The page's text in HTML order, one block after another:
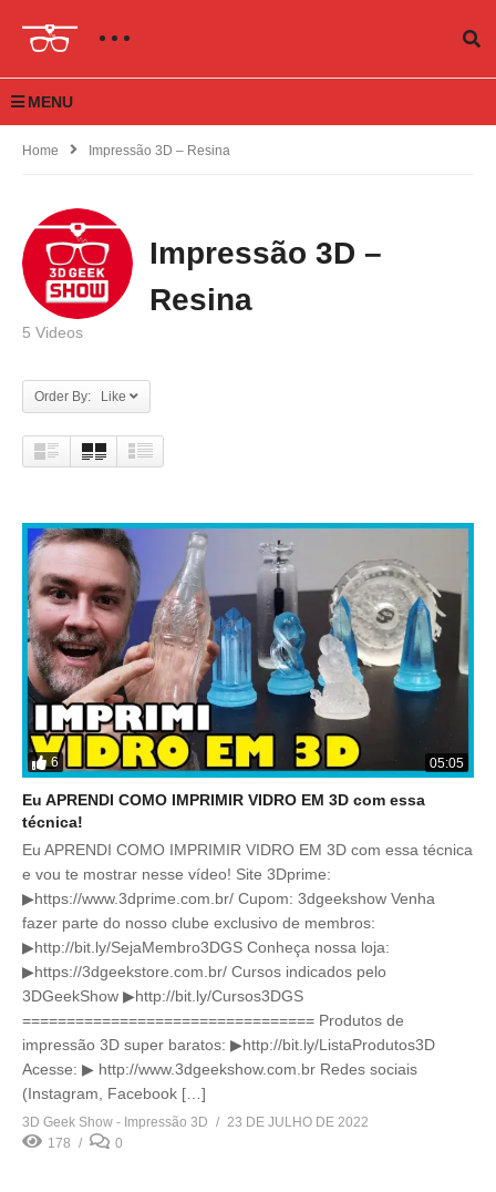
MENU
Home Impressão 3D – Resina
Impressão 3D –
Resina
5 Videos
Order By: Like
6 05:05
Eu APRENDI COMO IMPRIMIR VIDRO EM 3D com essa
técnica!
Eu APRENDI COMO IMPRIMIR VIDRO EM 3D com essa técnica
e vou te mostrar nesse vídeo! Site 3Dprime:
▶https://www.3dprime.com.br/ Cupom: 3dgeekshow Venha
fazer parte do nosso clube exclusivo de membros:
▶http://bit.ly/SejaMembro3DGS Conheça nossa loja:
▶https://3dgeekstore.com.br/ Cursos indicados pelo
3DGeekShow ▶http://bit.ly/Cursos3DGS
================================= Produtos de
impressão 3D super baratos: ▶http://bit.ly/ListaProdutos3D
Acesse: ▶ http://www.3dgeekshow.com.br Redes sociais
(Instagram, Facebook […]
3D Geek Show - Impressão 3D
23 DE JULHO DE 2022
178
0